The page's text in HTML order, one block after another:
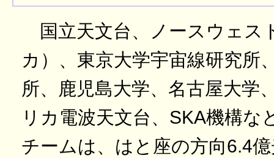
国立天文台、ノースウェス
カ）、東京大学宇宙線研究所
所、鹿児島大学、名古屋大学
リカ電波天文台、SKA機構な
チームは、はと座の方向6.4